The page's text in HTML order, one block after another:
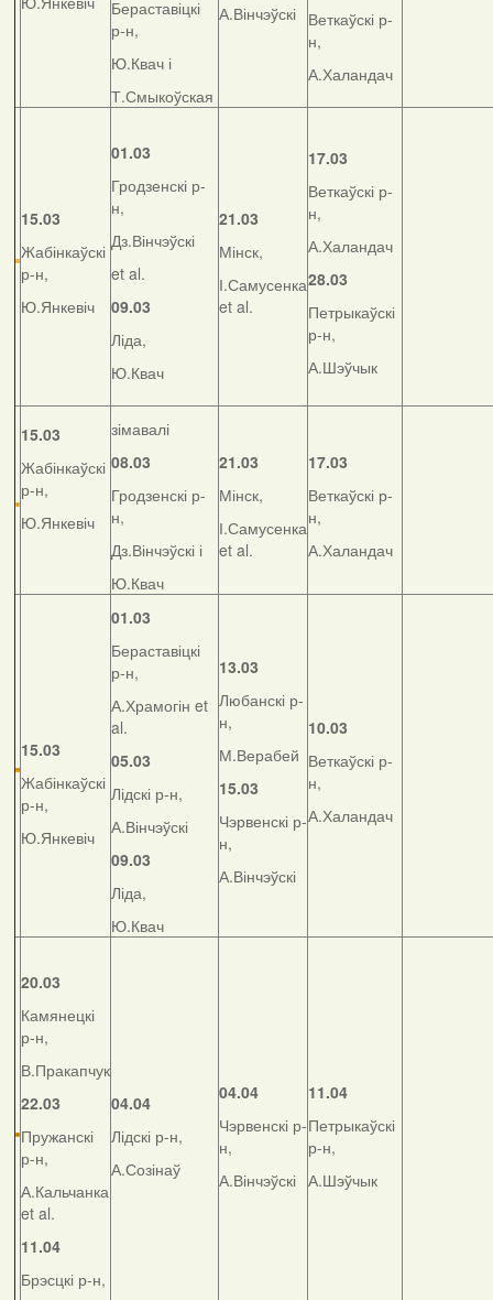
Бераставіцкі
р-н,
Ю.Квач і
Т.Смыкоўская
А.Вінчэўскі
Веткаўскі р-
н,
А.Халандач
15.03
Жабінкаўскі
р-н,
Ю.Янкевіч
01.03
Гродзенскі р-
н,
Дз.Вінчэўскі
et al.
09.03
Ліда,
Ю.Квач
21.03
Мінск,
І.Самусенка
et al.
17.03
Веткаўскі р-
н,
А.Халандач
28.03
Петрыкаўскі
р-н,
А.Шэўчык
15.03
Жабінкаўскі
р-н,
Ю.Янкевіч
зімавалі
08.03
Гродзенскі р-
н,
Дз.Вінчэўскі і
Ю.Квач
21.03
Мінск,
І.Самусенка
et al.
17.03
Веткаўскі р-
н,
А.Халандач
15.03
Жабінкаўскі
р-н,
Ю.Янкевіч
01.03
Бераставіцкі
р-н,
А.Храмогін et
al.
05.03
Лідскі р-н,
А.Вінчэўскі
09.03
Ліда,
Ю.Квач
13.03
Любанскі р-
н,
М.Верабей
15.03
Чэрвенскі р-
н,
А.Вінчэўскі
10.03
Веткаўскі р-
н,
А.Халандач
20.03
Камянецкі
р-н,
В.Пракапчук
22.03
Пружанскі
р-н,
А.Кальчанка
et al.
11.04
Брэсцкі р-н,
04.04
Лідскі р-н,
А.Созінаў
04.04
Чэрвенскі р-
н,
А.Вінчэўскі
11.04
Петрыкаўскі
р-н,
А.Шэўчык